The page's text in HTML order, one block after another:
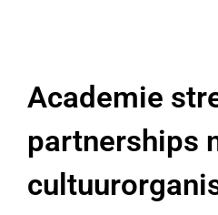
Academie
partnerships